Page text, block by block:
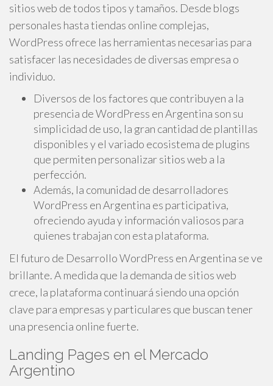
sitios web de todos tipos y tamaños. Desde blogs
personales hasta tiendas online complejas,
WordPress ofrece las herramientas necesarias para
satisfacer las necesidades de diversas empresa o
individuo.
Diversos de los factores que contribuyen a la
presencia de WordPress en Argentina son su
simplicidad de uso, la gran cantidad de plantillas
disponibles y el variado ecosistema de plugins
que permiten personalizar sitios web a la
perfección.
Además, la comunidad de desarrolladores
WordPress en Argentina es participativa,
ofreciendo ayuda y información valiosos para
quienes trabajan con esta plataforma.
El futuro de Desarrollo WordPress en Argentina se ve
brillante. A medida que la demanda de sitios web
crece, la plataforma continuará siendo una opción
clave para empresas y particulares que buscan tener
una presencia online fuerte.
Landing Pages en el Mercado
Argentino